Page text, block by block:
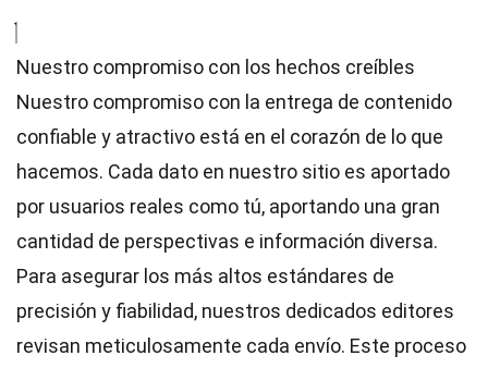
Nuestro compromiso con los hechos creíbles
Nuestro compromiso con la entrega de contenido
confiable y atractivo está en el corazón de lo que
hacemos. Cada dato en nuestro sitio es aportado
por usuarios reales como tú, aportando una gran
cantidad de perspectivas e información diversa.
Para asegurar los más altos estándares de
precisión y fiabilidad, nuestros dedicados editores
revisan meticulosamente cada envío. Este proceso